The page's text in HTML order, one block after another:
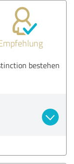
bestehen